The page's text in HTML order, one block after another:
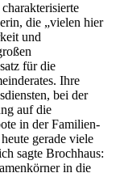
die „vielen hier
und
für die
Ihre
bei der
auf die
in der Familien-
gerade viele
sagte Brochhaus:
in die